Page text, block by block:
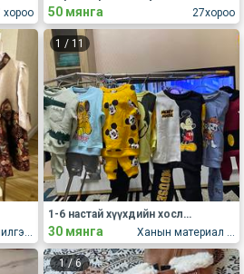
хороо 27хороо
50 мянга
1 / 11
1-6 настай хүүхдийн хослол зарна
30 мянга
1/6